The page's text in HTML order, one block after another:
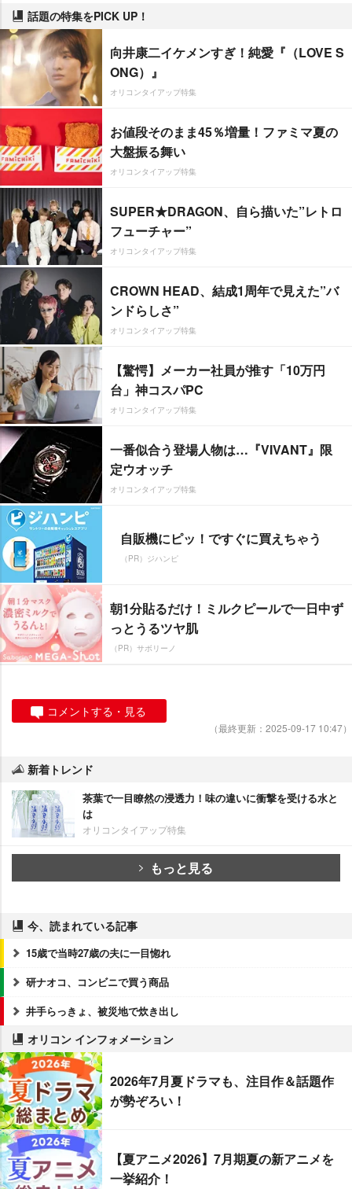
話題の特集をPICK UP！
向井康二イケメンすぎ！純愛『（LOVE S
ONG）』
オリコンタイアップ特集
お値段そのまま45％増量！ファミマ夏の
大盤振る舞い
オリコンタイアップ特集
SUPER★DRAGON、自ら描いた”レトロ
フューチャー”
オリコンタイアップ特集
CROWN HEAD、結成1周年で見えた”バ
ンドらしさ”
オリコンタイアップ特集
【驚愕】メーカー社員が推す「10万円
台」神コスパPC
オリコンタイアップ特集
一番似合う登場人物は…『VIVANT』限
定ウオッチ
オリコンタイアップ特集
自販機にピッ！ですぐに買えちゃう
（PR）ジハンピ
朝1分貼るだけ！ミルクピールで一日中ず
っとうるツヤ肌
（PR）サボリーノ
コメントする・見る
（最終更新：2025-09-17 10:47）
新着トレンド
茶葉で一目瞭然の浸透力！味の違いに衝撃を受ける水と
は
オリコンタイアップ特集
もっと見る
今、読まれている記事
15歳で当時27歳の夫に一目惚れ
研ナオコ、コンビニで買う商品
井手らっきょ、被災地で炊き出し
オリコン インフォメーション
2026年7月夏ドラマも、注目作＆話題作
が勢ぞろい！
【夏アニメ2026】7月期夏の新アニメを
一挙紹介！